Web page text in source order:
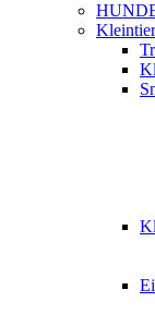
Kleintier